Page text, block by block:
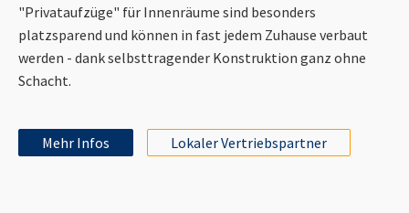
"Privataufzüge" für Innenräume sind besonders
platzsparend und können in fast jedem Zuhause verbaut
werden - dank selbsttragender Konstruktion ganz ohne
Schacht.
Mehr Infos Lokaler Vertriebspartner